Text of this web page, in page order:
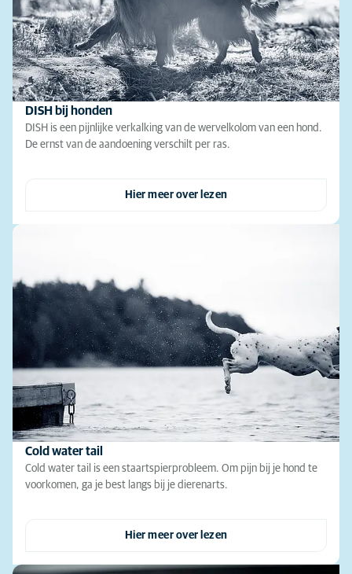
DISH bij honden
DISH is een pijnlijke verkalking van de wervelkolom van een hond.
De ernst van de aandoening verschilt per ras.
Hier meer over lezen
Cold water tail
Cold water tail is een staartspierprobleem. Om pijn bij je hond te
voorkomen, ga je best langs bij je dierenarts.
Hier meer over lezen